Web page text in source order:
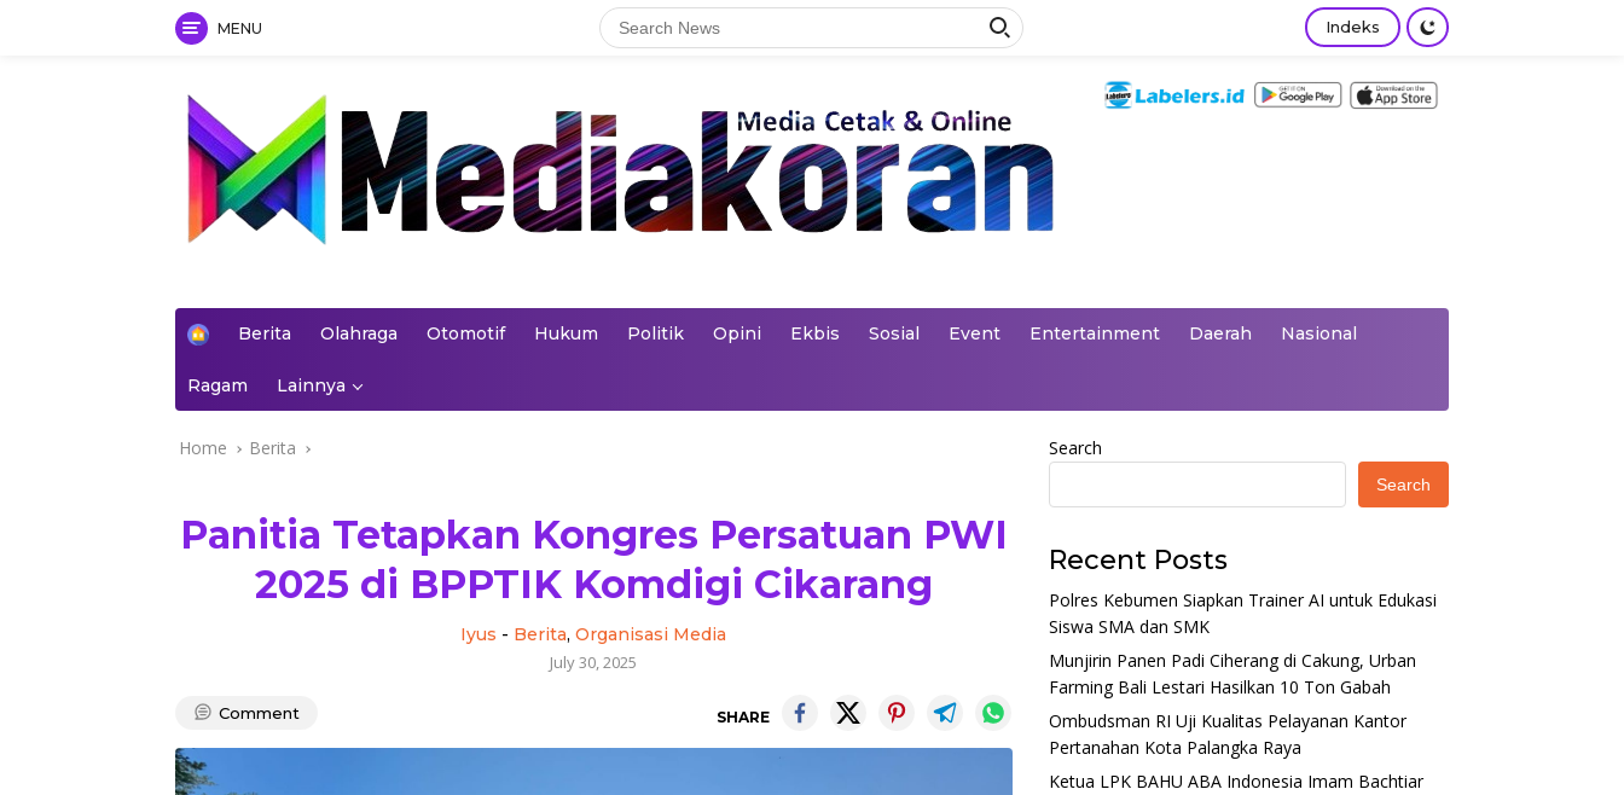
MENU Indeks
H
e
Berita Olahraga Otomotif Hukum Politik Opini Ekbis Sosial Event Entertainment Daerah Nasional
Ragam Lainnya
Home Berita
Panitia Tetapkan Kongres Persatuan PWI
2025 di BPPTIK Komdigi Cikarang
Iyus - Berita,Organisasi Media
July 30, 2025
Comment SHARE
Search
Search
Recent Posts
Polres Kebumen Siapkan Trainer AI untuk Edukasi
Siswa SMA dan SMK
Munjirin Panen Padi Ciherang di Cakung, Urban
Farming Bali Lestari Hasilkan 10 Ton Gabah
Ombudsman RI Uji Kualitas Pelayanan Kantor
Pertanahan Kota Palangka Raya
Ketua LPK BAHU ABA Indonesia Imam Bachtiar